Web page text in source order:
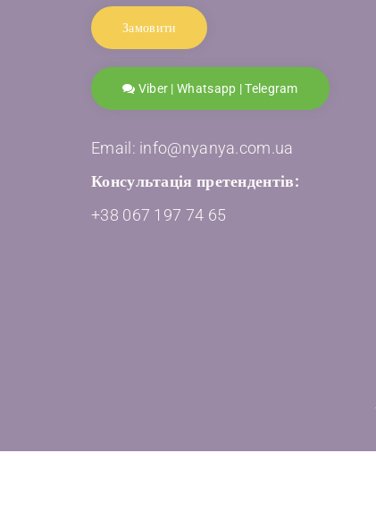
Замовити
Viber | Whatsapp | Telegram
Email: info@nyanya.com.ua
Консультація претендентів:
+38 067 197 74 65